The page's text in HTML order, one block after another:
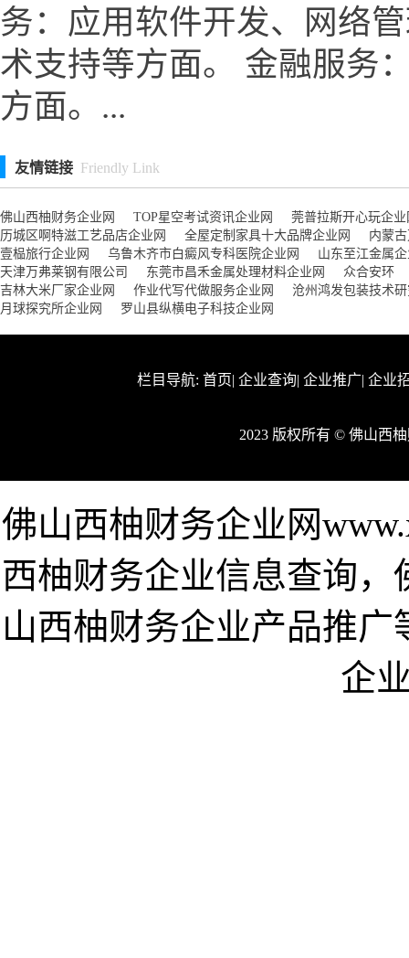
务：应用软件开发、网络
术支持等方面。 金融服务
方面。...
友情链接 Friendly Link
佛山西柚财务企业网 TOP星空考试资讯企业网
莞普拉斯开心玩企业
历城区啊特滋工艺品店企业网
全屋定制家具十大品牌企业网
内蒙
壹榀旅行企业网
乌鲁木齐市白癜风专科医院企业网
山东至江金属
天津万弗莱钢有限公司
东莞市昌禾金属处理材料企业网
众合安环
吉林大米厂家企业网
作业代写代做服务企业网
沧州鸿发包装技术
月球探究所企业网
罗山县纵横电子科技企业网
栏目导航: 首页| 企业查询| 企业推广| 企业
2023 版权所有 © 佛山西
佛山西柚财务企业网
西柚财务企业信息查询
山西柚财务企业产品推
企